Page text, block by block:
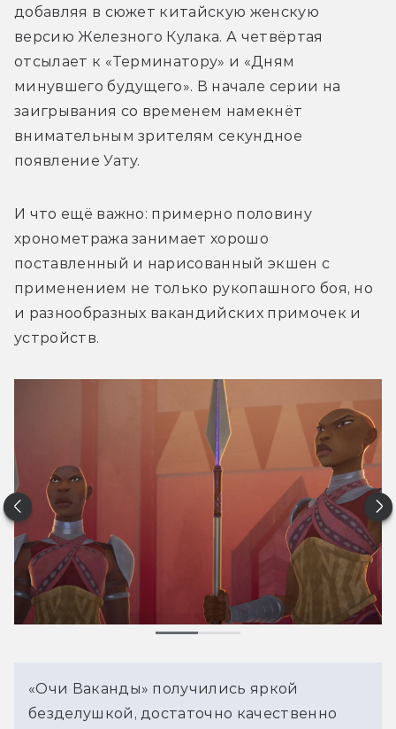
добавляя в сюжет китайскую женскую
версию Железного Кулака. А четвёртая
отсылает к «Терминатору» и «Дням
минувшего будущего». В начале серии на
заигрывания со временем намекнёт
внимательным зрителям секундное
появление Уату.
И что ещё важно: примерно половину
хронометража занимает хорошо
поставленный и нарисованный экшен с
применением не только рукопашного боя, но
и разнообразных вакандийских примочек и
устройств.
«Очи Ваканды» получились яркой
безделушкой, достаточно качественно